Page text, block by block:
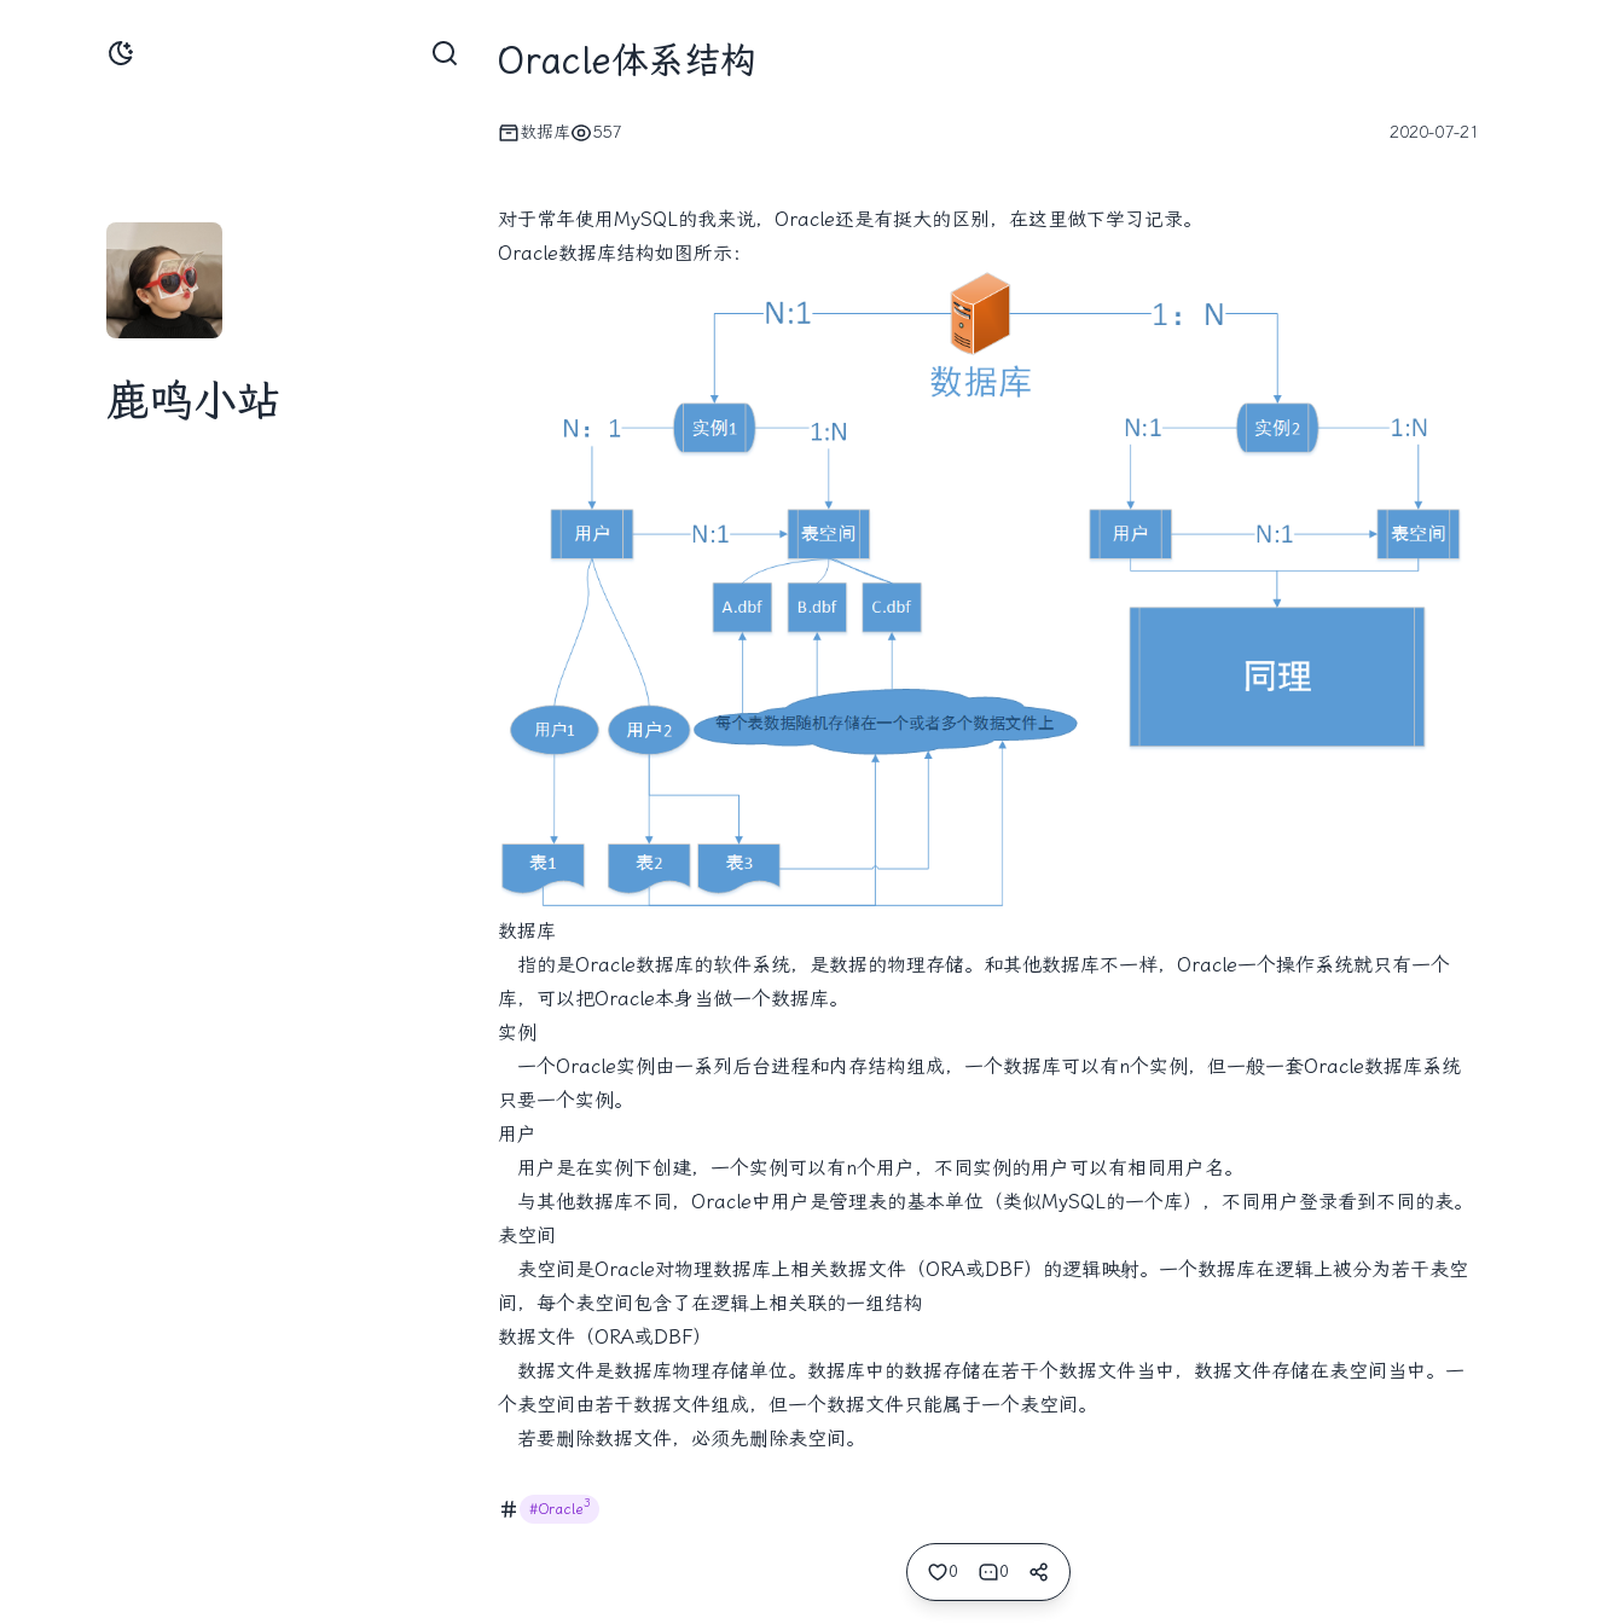
鹿鸣小站
Oracle体系结构
数据库 557 2020-07-21
对于常年使用MySQL的我来说，Oracle还是有挺大的区别，在这里做下学习记录。
Oracle数据库结构如图所示：
数据库
指的是Oracle数据库的软件系统，是数据的物理存储。和其他数据库不一样，Oracle一个操作系统就只有一个
库，可以把Oracle本身当做一个数据库。
实例
一个Oracle实例由一系列后台进程和内存结构组成，一个数据库可以有n个实例，但一般一套Oracle数据库系统
只要一个实例。
用户
用户是在实例下创建，一个实例可以有n个用户，不同实例的用户可以有相同用户名。
与其他数据库不同，Oracle中用户是管理表的基本单位（类似MySQL的一个库），不同用户登录看到不同的表。
表空间
表空间是Oracle对物理数据库上相关数据文件（ORA或DBF）的逻辑映射。一个数据库在逻辑上被分为若干表空
间，每个表空间包含了在逻辑上相关联的一组结构
数据文件（ORA或DBF）
数据文件是数据库物理存储单位。数据库中的数据存储在若干个数据文件当中，数据文件存储在表空间当中。一
个表空间由若干数据文件组成，但一个数据文件只能属于一个表空间。
若要删除数据文件，必须先删除表空间。
#Oracle3
0 0